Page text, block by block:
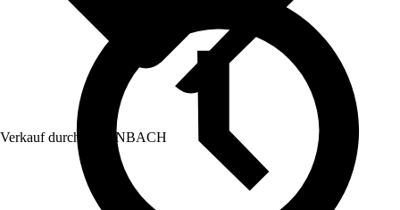
Verkauf durch: HORNBACH